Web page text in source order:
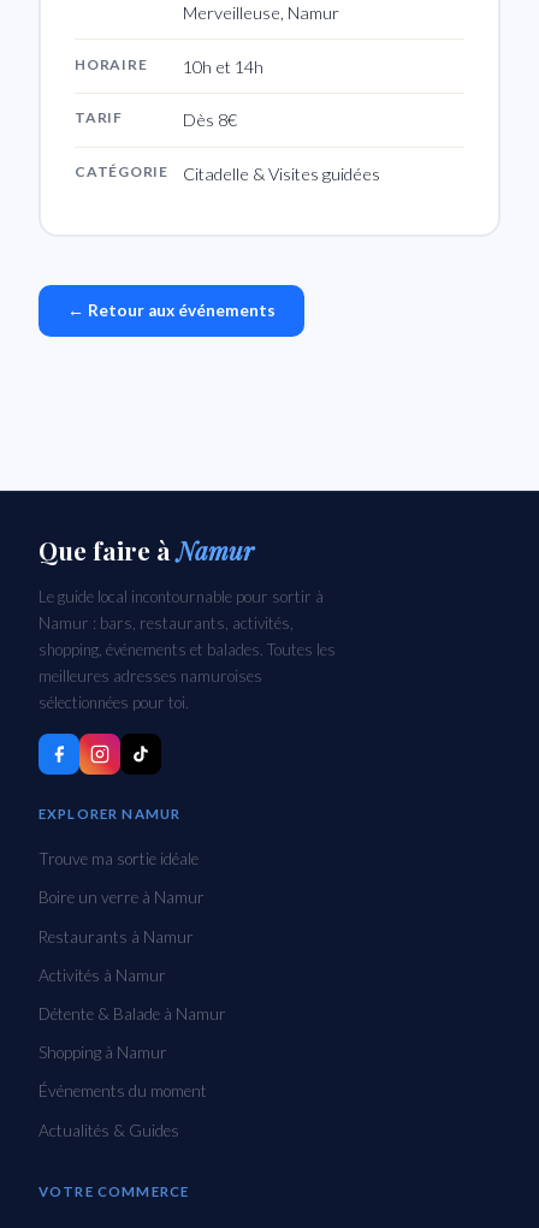
Merveilleuse, Namur
HORAIRE 10h et 14h
TARIF Dès 8€
CATÉGORIE Citadelle & Visites guidées
← Retour aux événements
Que faire àNamur
Le guide local incontournable pour sortir à
Namur : bars, restaurants, activités,
shopping, événements et balades. Toutes les
meilleures adresses namuroises
sélectionnées pour toi.
EXPLORER NAMUR
Trouve ma sortie idéale
Boire un verre à Namur
Restaurants à Namur
Activités à Namur
Détente & Balade à Namur
Shopping à Namur
Événements du moment
Actualités & Guides
VOTRE COMMERCE